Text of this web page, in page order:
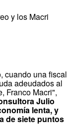
y los Macri
cuando una fiscal
adeudados al
Franco Macri",
Julio
lenta, y
de siete puntos